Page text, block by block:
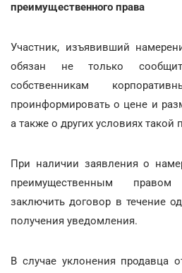
преимущественного права
Участник, изъявивший
обязан не только
собственникам
проинформировать о цене и
а также о других условиях такой
При наличии заявления о
преимущественным
заключить договор в течение
получения уведомления.
В случае уклонения продавца